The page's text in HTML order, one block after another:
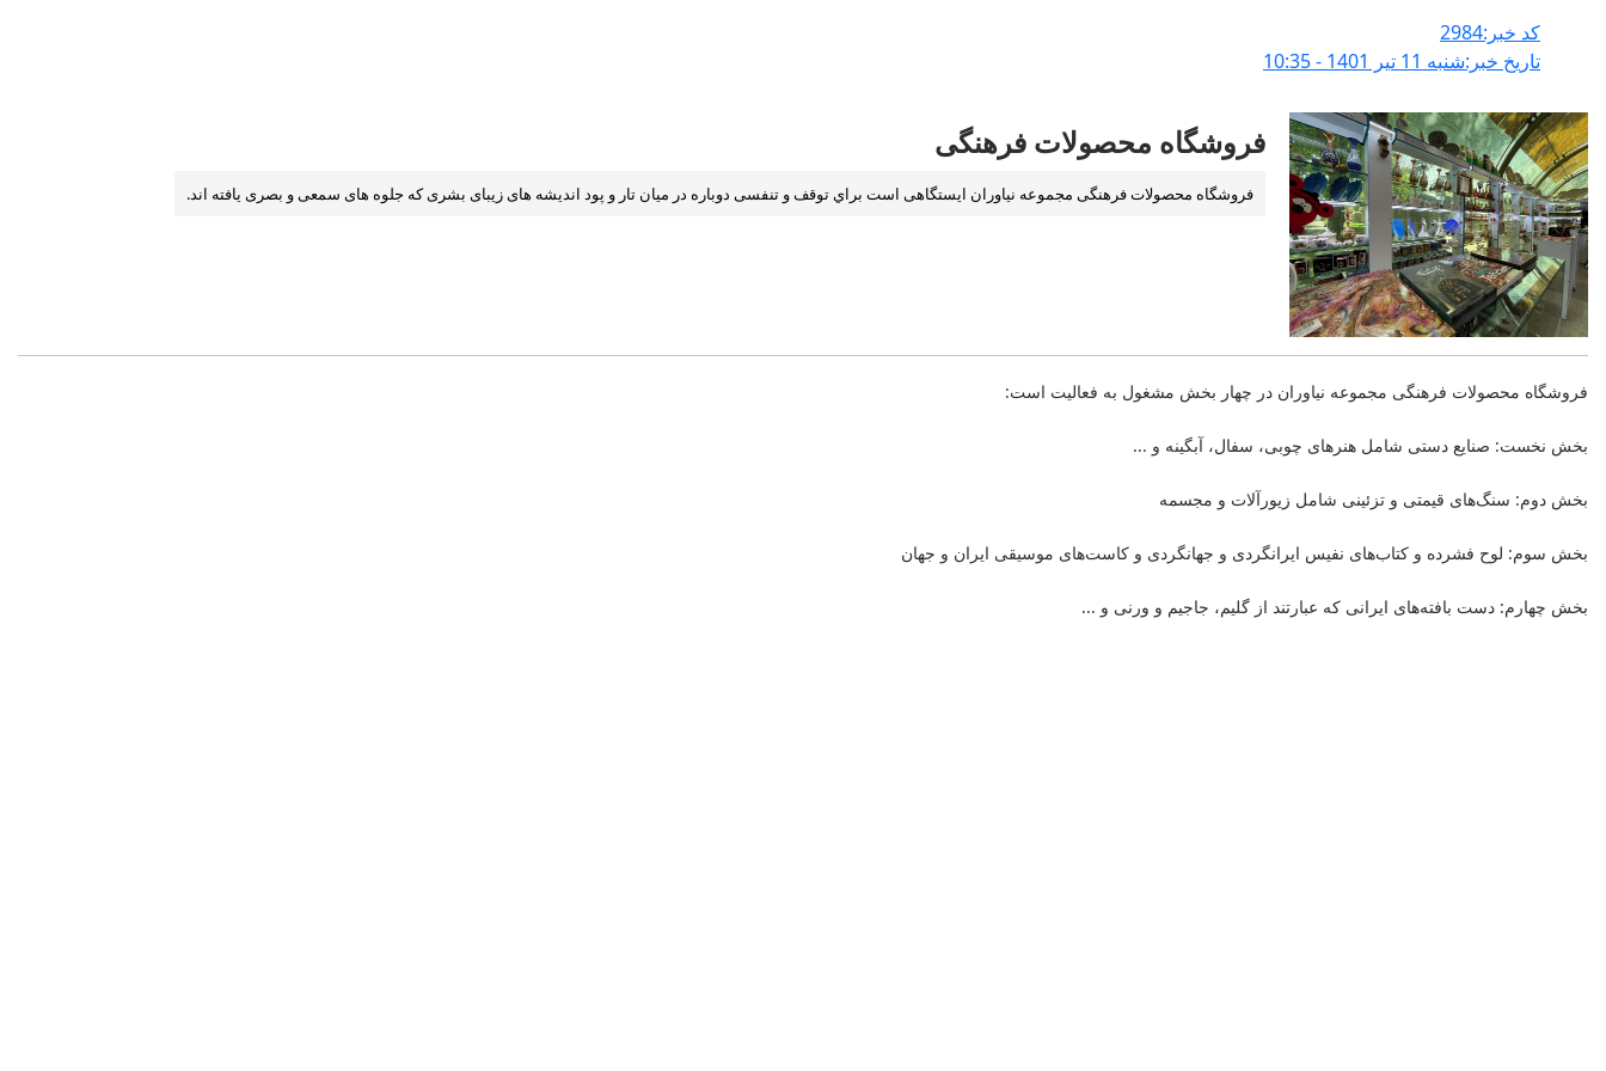
کد خبر:2984
تاریخ خبر:شنبه 11 تير 1401 - 10:35
فروشگاه محصولات فرهنگی
فروشگاه محصولات فرهنگی مجموعه نياوران ايستگاهی است براي توقف و تنفسی دوباره در ميان تار و پود انديشه های زيبای بشری كه جلوه های سمعی و بصری يافته اند.
فروشگاه محصولات فرهنگی مجموعه نياوران در چهار بخش مشغول به فعاليت است:
بخش نخست: صنايع دستی شامل هنرهای چوبی، سفال، آبگينه و ...
بخش دوم: سنگ‌های قيمتی و تزئينی شامل زيورآلات و مجسمه
بخش سوم: لوح فشرده و كتاب‌های نفيس ايرانگردی و جهانگردی و كاست‌های موسيقی ايران و جهان
بخش چهارم: دست بافته‌های ايرانی كه عبارتند از گليم، جاجيم و ورنی و ...